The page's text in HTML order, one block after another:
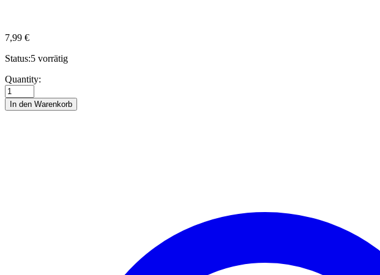
7,99 €
Status:5 vorrätig
Dumbo
Elephant
-
Disney
Quantity:
In den Warenkorb